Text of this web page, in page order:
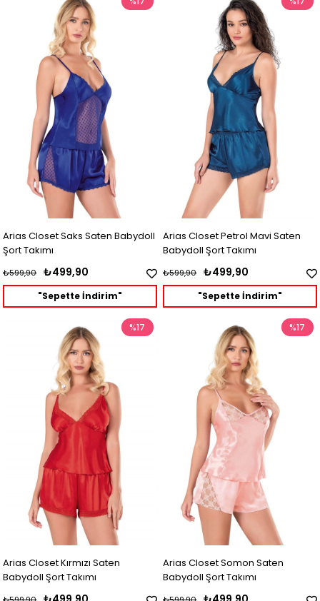
Arias Closet Saks Saten Babydoll
Şort Takımı
₺499,90
₺599,90
"Sepette İndirim"
Arias Closet Petrol Mavi Saten
Babydoll Şort Takımı
₺499,90
₺599,90
"Sepette İndirim"
Arias Closet Kırmızı Saten
Babydoll Şort Takımı
%17
Arias Closet Somon Saten
Babydoll Şort Takımı
%17